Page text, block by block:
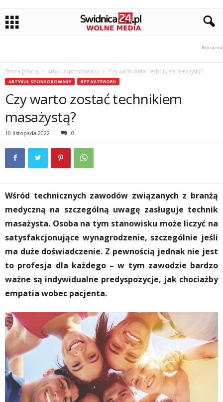
Strona główna Artykuł sponsorowany Czy warto zostać technikiem masażystą?
ARTYKUŁ SPONSOROWANY BEZ KATEGORII
Czy warto zostać technikiem
masażystą?
10 listopada 2022 0
Wśród technicznych zawodów związanych z branżą
medyczną na szczególną uwagę zasługuje technik
masażysta. Osoba na tym stanowisku może liczyć na
satysfakcjonujące wynagrodzenie, szczególnie jeśli
ma duże doświadczenie. Z pewnością jednak nie jest
to profesja dla każdego – w tym zawodzie bardzo
ważne są indywidualne predyspozycje, jak chociażby
empatia wobec pacjenta.